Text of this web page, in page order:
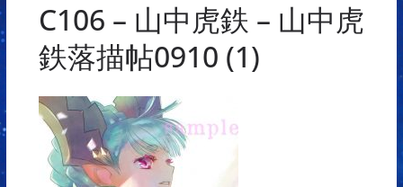
C106 – 山中虎鉄 – 山中虎
鉄落描帖0910 (1)